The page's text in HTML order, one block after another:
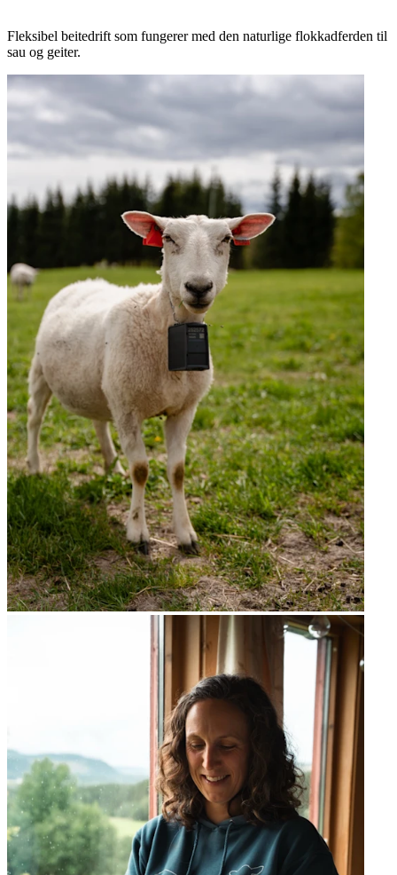
Fleksibel beitedrift som fungerer med den naturlige flokkadferden til
sau og geiter.